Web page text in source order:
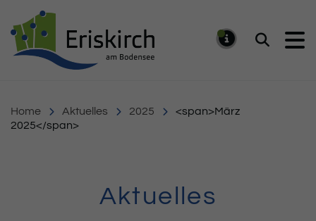
Suchen
Home Aktuelles 2025
<span>März
2025</span>
Aktuelles